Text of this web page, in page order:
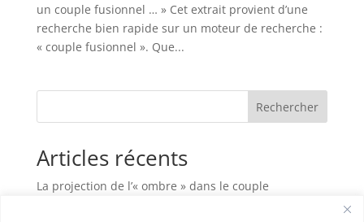
un couple fusionnel … » Cet extrait provient d’une
recherche bien rapide sur un moteur de recherche :
« couple fusionnel ». Que...
Rechercher
Articles récents
La projection de l’« ombre » dans le couple